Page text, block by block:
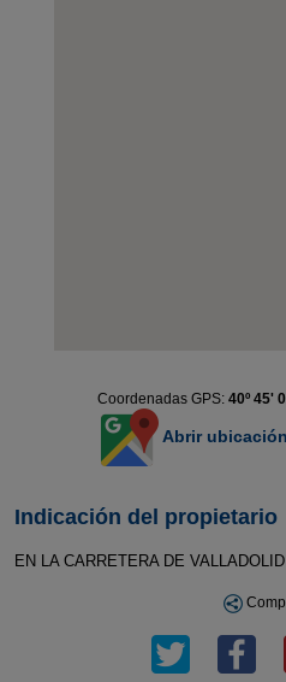
Coordenadas GPS: 40º 45'
Abrir
Indicación del propietario
EN LA CARRETERA DE